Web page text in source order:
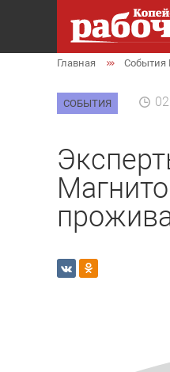
Главная События
СОБЫТИЯ